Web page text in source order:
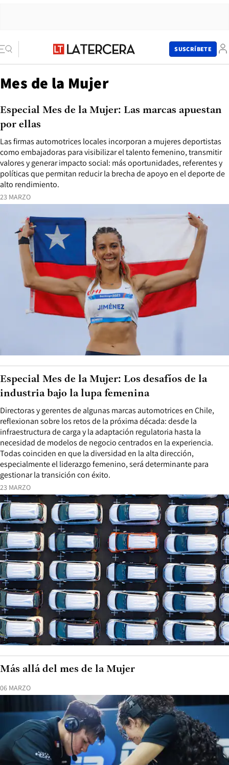
SUSCRÍBETE
Mes de la Mujer
23 MARZO
Las firmas automotrices locales incorporan a mujeres deportistas
como embajadoras para visibilizar el talento femenino, transmitir
valores y generar impacto social: más oportunidades, referentes y
políticas que permitan reducir la brecha de apoyo en el deporte de
alto rendimiento.
Especial Mes de la Mujer: Las marcas apuestan
por ellas
23 MARZO
Directoras y gerentes de algunas marcas automotrices en Chile,
reflexionan sobre los retos de la próxima década: desde la
infraestructura de carga y la adaptación regulatoria hasta la
necesidad de modelos de negocio centrados en la experiencia.
Todas coinciden en que la diversidad en la alta dirección,
especialmente el liderazgo femenino, será determinante para
gestionar la transición con éxito.
Especial Mes de la Mujer: Los desafíos de la
industria bajo la lupa femenina
06 MARZO
Más allá del mes de la Mujer